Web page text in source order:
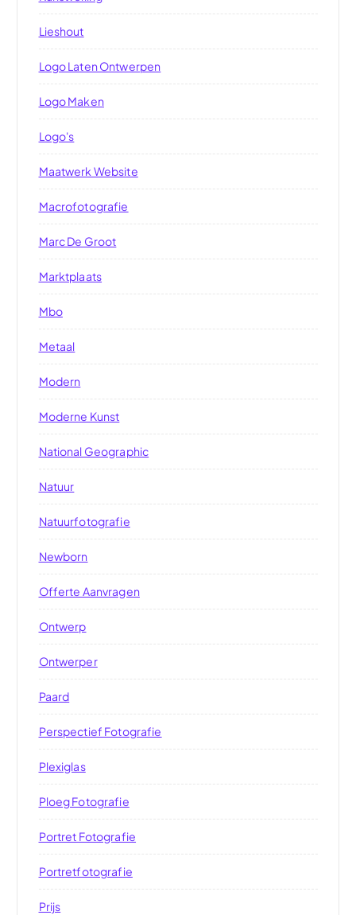
Lieshout
Logo Laten Ontwerpen
Logo Maken
Logo's
Maatwerk Website
Macrofotografie
Marc De Groot
Marktplaats
Mbo
Metaal
Modern
Moderne Kunst
National Geographic
Natuur
Natuurfotografie
Newborn
Offerte Aanvragen
Ontwerp
Ontwerper
Paard
Perspectief Fotografie
Plexiglas
Ploeg Fotografie
Portret Fotografie
Portretfotografie
Prijs